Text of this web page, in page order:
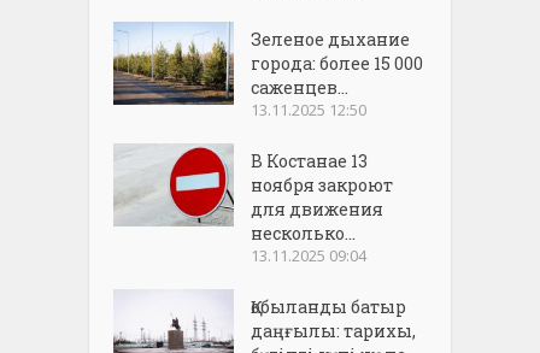
Зеленое дыхание
города: более 15 000
саженцев...
13.11.2025 12:50
В Костанае 13
ноября закроют
для движения
несколько...
13.11.2025 09:04
Қобыланды батыр
даңғылы: тарихы,